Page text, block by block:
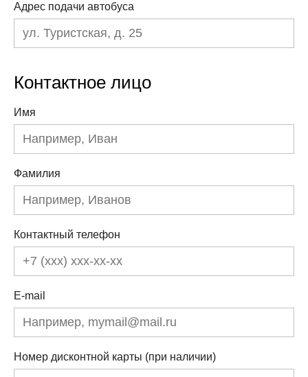
Адрес подачи автобуса
Контактное лицо
Имя
Фамилия
Контактный телефон
E-mail
Номер дисконтной карты (при наличии)